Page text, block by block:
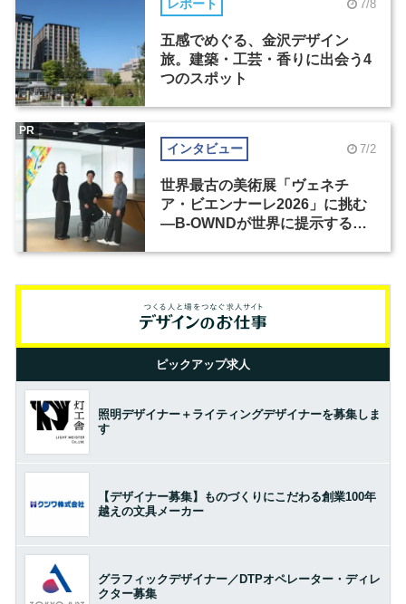
レポート 7/8
五感でめぐる、金沢デザイン
旅。建築・工芸・香りに出会う4
つのスポット
インタビュー 7/2
世界最古の美術展「ヴェネチ
ア・ビエンナーレ2026」に挑む
―B-OWNDが世界に提示する美
PR
ピックアップ求人
照明デザイナー＋ライティングデザイナーを募集しま
す
【デザイナー募集】ものづくりにこだわる創業100年
越えの文具メーカー
グラフィックデザイナー／DTPオペレーター・ディレ
クター募集